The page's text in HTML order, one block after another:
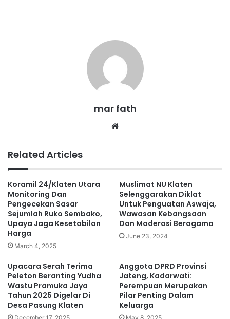
mar fath
Related Articles
Koramil 24/Klaten Utara
Monitoring Dan
Pengecekan Sasar
Sejumlah Ruko Sembako,
Upaya Jaga Kesetabilan
Harga
March 4, 2025
Muslimat NU Klaten
Selenggarakan Diklat
Untuk Penguatan Aswaja,
Wawasan Kebangsaan
Dan Moderasi Beragama
June 23, 2024
Upacara Serah Terima
Peleton Beranting Yudha
Wastu Pramuka Jaya
Tahun 2025 Digelar Di
Desa Pasung Klaten
Anggota DPRD Provinsi
Jateng, Kadarwati:
Perempuan Merupakan
Pilar Penting Dalam
Keluarga